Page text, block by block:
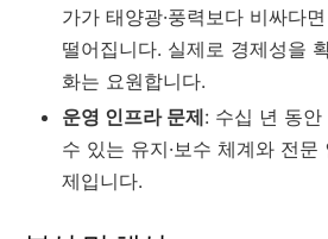
가가 태양광·풍력보다 비싸다
떨어집니다. 실제로 경제성을
화는 요원합니다.
운영 인프라 문제: 수십 년 동
수 있는 유지·보수 체계와 전
제입니다.